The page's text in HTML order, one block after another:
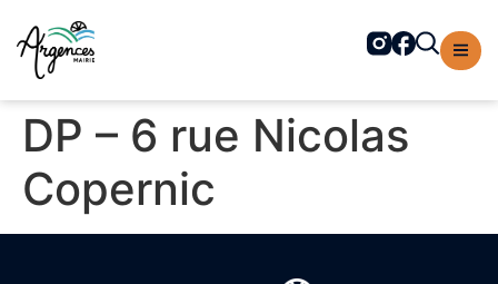
principal
DP – 6 rue Nicolas
Copernic